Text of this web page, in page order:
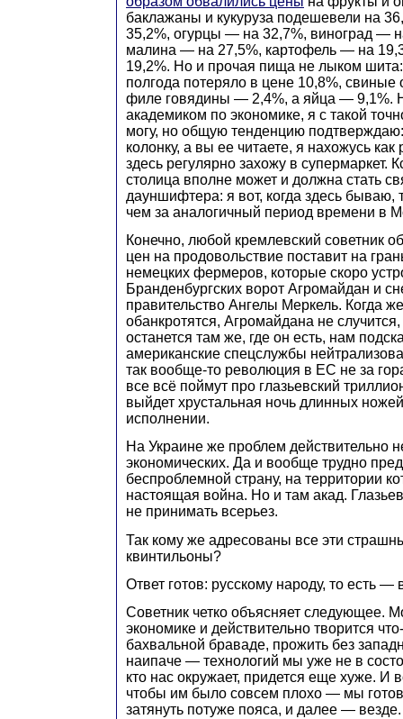
баклажаны и кукуруза подешевели на
35,2%, огурцы — на 32,7%, виноград —
малина — на 27,5%, картофель — на
19,2%. Но и прочая пища не лыком
полгода потеряло в цене 10,8%,
филе говядины — 2,4%, а яйца — 9,1%.
академиком по экономике, я с такой
могу, но общую тенденцию подтверждаю:
колонку, а вы ее читаете, я нахожусь
здесь регулярно захожу в супермаркет.
столица вполне может и должна стать
дауншифтера: я вот, когда здесь бываю,
чем за аналогичный период времени в
Конечно, любой кремлевский советник
цен на продовольствие поставит на
немецких фермеров, которые скоро
Бранденбургских ворот Агромайдан и
правительство Ангелы Меркель. Когда
обанкротятся, Агромайдана не
останется там же, где он есть, нам
американские спецслужбы
так вообще-то революция в ЕС не за
все всё поймут про глазьевский
выйдет хрустальная ночь длинных
исполнении.
На Украине же проблем действительно
экономических. Да и вообще трудно
беспроблемной страну, на территории
настоящая война. Но и там акад.
не принимать всерьез.
Так кому же адресованы все эти
квинтильоны?
Ответ готов: русскому народу, то есть —
Советник четко объясняет следующее.
экономике и действительно творится
бахвальной браваде, прожить без
наипаче — технологий мы уже не в
кто нас окружает, придется еще хуже. И
чтобы им было совсем плохо — мы
затянуть потуже пояса, и далее —